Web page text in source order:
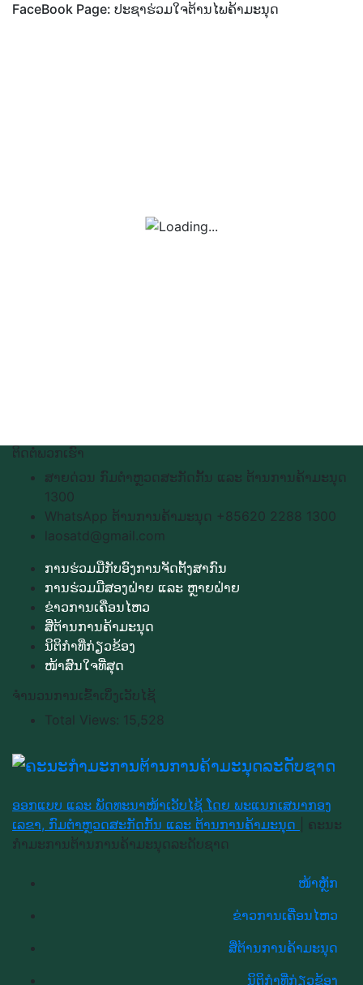
FaceBook Page: ປະຊາຮ່ວມໃຈຕ້ານໄພຄ້າມະນຸດ
ຕິດຕໍ່ພວກເຮົາ
ສາຍດ່ວນ ກົມຕຳຫຼວດສະກັດກັ້ນ ແລະ ຕ້ານການຄ້າມະນຸດ
1300
WhatsApp ຕ້ານການຄ້າມະນຸດ +85620 2288 1300
laosatd@gmail.com
ການຮ່ວມມືກັບອົງການຈັດຕັ້ງສາກົນ
ການຮ່ວມມືສອງຝ່າຍ ແລະ ຫຼາຍຝ່າຍ
ຂ່າວການເຄື່ອນໄຫວ
ສື່ຕ້ານການຄ້າມະນຸດ
ນິຕິກຳທີ່ກ່ຽວຂ້ອງ
ໜ້າສົນໃຈທີ່ສຸດ
ຈຳນວນການເຂົ້າເບິ່ງເວັບໄຊ້
Total Views: 15,528
ອອກແບບ ແລະ ພັດທະນາໜ້າເວັບໄຊ້ ໂດຍ ພະແນກເສນາກອງ
ເລຂາ, ກົມຕຳຫຼວດສະກັດກັ້ນ ແລະ ຕ້ານການຄ້າມະນຸດ
ຄະນະ
ກຳມະການຕ້ານການຄ້າມະນຸດລະດັບຊາດ
ໜ້າຫຼັກ
ຂ່າວການເຄື່ອນໄຫວ
ສື່ຕ້ານການຄ້າມະນຸດ
ນິຕິກຳທີ່ກ່ຽວຂ້ອງ